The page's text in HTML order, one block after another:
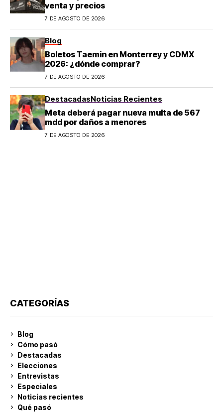
venta y precios
7 DE AGOSTO DE 2026
Blog
Boletos Taemin en Monterrey y CDMX
2026: ¿dónde comprar?
7 DE AGOSTO DE 2026
DestacadasNoticias Recientes
Meta deberá pagar nueva multa de 567
mdd por daños a menores
7 DE AGOSTO DE 2026
CATEGORÍAS
Blog
Cómo pasó
Destacadas
Elecciones
Entrevistas
Especiales
Noticias recientes
Qué pasó